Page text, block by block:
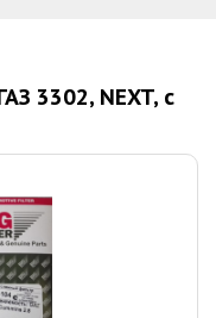
3302, NEXT, с